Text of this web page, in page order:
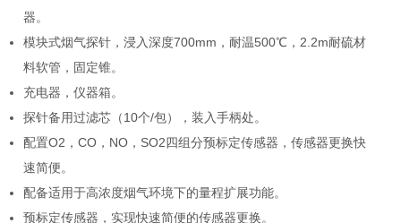
器。
模块式烟气探针，浸入深度700mm，耐温500℃，2.2m耐硫材
料软管，固定锥。
充电器，仪器箱。
探针备用过滤芯（10个/包），装入手柄处。
配置O2，CO，NO，SO2四组分预标定传感器，传感器更换快
速简便。
配备适用于高浓度烟气环境下的量程扩展功能。
预标定传感器，实现快速简便的传感器更换。